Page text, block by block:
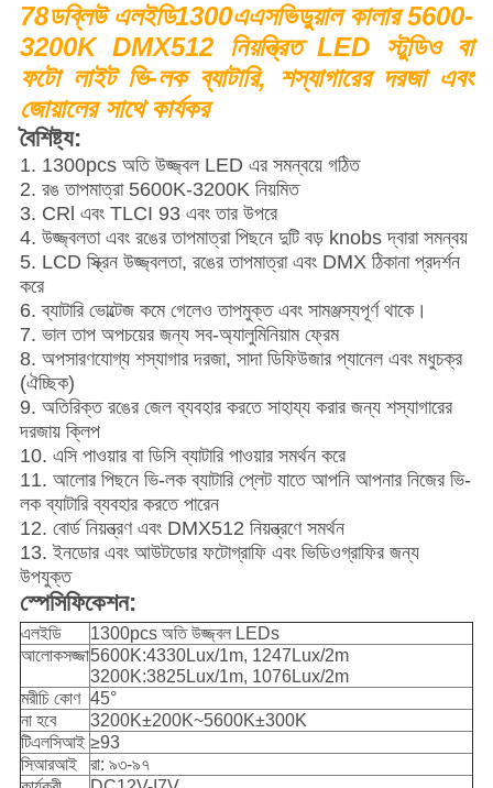
78ডব্লিউ এলইডি1300এএসভিডুয়াল কালার 5600-
3200K DMX512 নিয়ন্ত্রিত LED স্টুডিও বা
ফটো লাইট ভি-লক ব্যাটারি, শস্যাগারের দরজা এবং
জোয়ালের সাথে কার্যকর
বৈশিষ্ট্য:
1. 1300pcs অতি উজ্জ্বল LED এর সমন্বয়ে গঠিত
2. রঙ তাপমাত্রা 5600K-3200K নিয়মিত
3. CRl এবং TLCI 93 এবং তার উপরে
4. উজ্জ্বলতা এবং রঙের তাপমাত্রা পিছনে দুটি বড় knobs দ্বারা সমন্বয়
5. LCD স্ক্রিন উজ্জ্বলতা, রঙের তাপমাত্রা এবং DMX ঠিকানা প্রদর্শন
করে
6. ব্যাটারি ভোল্টেজ কমে গেলেও তাপমুক্ত এবং সামঞ্জস্যপূর্ণ থাকে।
7. ভাল তাপ অপচয়ের জন্য সব-অ্যালুমিনিয়াম ফ্রেম
8. অপসারণযোগ্য শস্যাগার দরজা, সাদা ডিফিউজার প্যানেল এবং মধুচক্র
(ঐচ্ছিক)
9. অতিরিক্ত রঙের জেল ব্যবহার করতে সাহায্য করার জন্য শস্যাগারের
দরজায় ক্লিপ
10. এসি পাওয়ার বা ডিসি ব্যাটারি পাওয়ার সমর্থন করে
11. আলোর পিছনে ভি-লক ব্যাটারি প্লেট যাতে আপনি আপনার নিজের ভি-
লক ব্যাটারি ব্যবহার করতে পারেন
12. বোর্ড নিয়ন্ত্রণ এবং DMX512 নিয়ন্ত্রণে সমর্থন
13. ইনডোর এবং আউটডোর ফটোগ্রাফি এবং ভিডিওগ্রাফির জন্য
উপযুক্ত
স্পেসিফিকেশন:
এলইডি
1300pcs অতি উজ্জ্বল LEDs
আলোকসজ্জা5600K:4330Lux/1m, 1247Lux/2m
3200K:3825Lux/1m, 1076Lux/2m
মরীচি কোণ 45°
না হবে
3200K±200K~5600K±300K
টিএলসিআই ≥93
সিআরআই
রা: ৯৩-৯৭